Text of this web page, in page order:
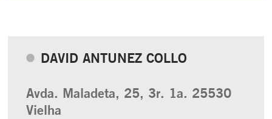
DAVID ANTUNEZ COLLO
Avda. Maladeta, 25, 3r. 1a. 25530
Vielha